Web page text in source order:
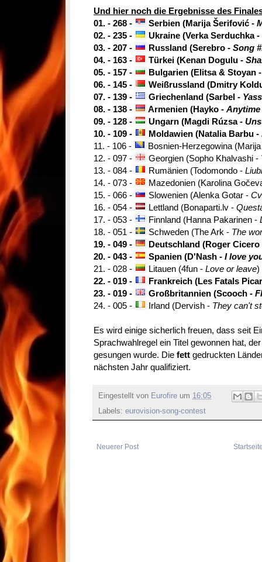
Und hier noch die Ergebnisse des
01. - 268 -
Serbien (Marija Šerifović -
02. - 235 -
Ukraine (Verka Serduchka -
03. - 207 -
Russland (Serebro - Song
04. - 163 -
Türkei (Kenan Dogulu -
05. - 157 -
Bulgarien (Elitsa & Stoyan
06. - 145 -
Weißrussland (Dmitry
07. - 139 -
Griechenland (Sarbel -
08. - 138 -
Armenien (Hayko - Anytime
09. - 128 -
Ungarn (Magdi Rúzsa -
10. - 109 -
Moldawien (Natalia Barbu -
11. - 106 -
Bosnien-Herzegowina
12. - 097 -
Georgien (Sopho Khalvashi -
13. - 084 -
Rumänien (Todomondo -
14. - 073 -
Mazedonien (Karolina
15. - 066 -
Slowenien (Alenka Gotar -
16. - 054 -
Lettland (Bonaparti.lv -
17. - 053 -
Finnland (Hanna Pakarinen -
18. - 051 -
Schweden (The Ark - The
19. - 049 -
Deutschland (Roger
20. - 043 -
Spanien (D'Nash - I love
21. - 028 -
Litauen (4fun - Love or leave)
22. - 019 -
Frankreich (Les Fatals
23. - 019 -
Großbritannien (Scooch -
24. - 005 -
Irland (Dervish - They can't
Es wird einige sicherlich freuen, dass seit
Sprachwahlregel ein Titel gewonnen hat,
gesungen wurde. Die fett gedruckten
nächsten Jahr qualifiziert.
Eingestellt von Eurofire um 16:05
Labels: eurovision-song-contest
Neuerer Post